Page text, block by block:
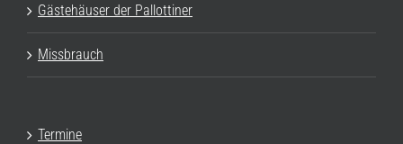
Gästehäuser der Pallottiner
Missbrauch
Termine